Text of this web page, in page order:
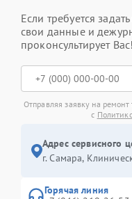
Если требуется
свои данные и
проконсультирует Вас!
Отправляя заявку на
с
Адрес сервисного
г. Самара,
Горячая линия